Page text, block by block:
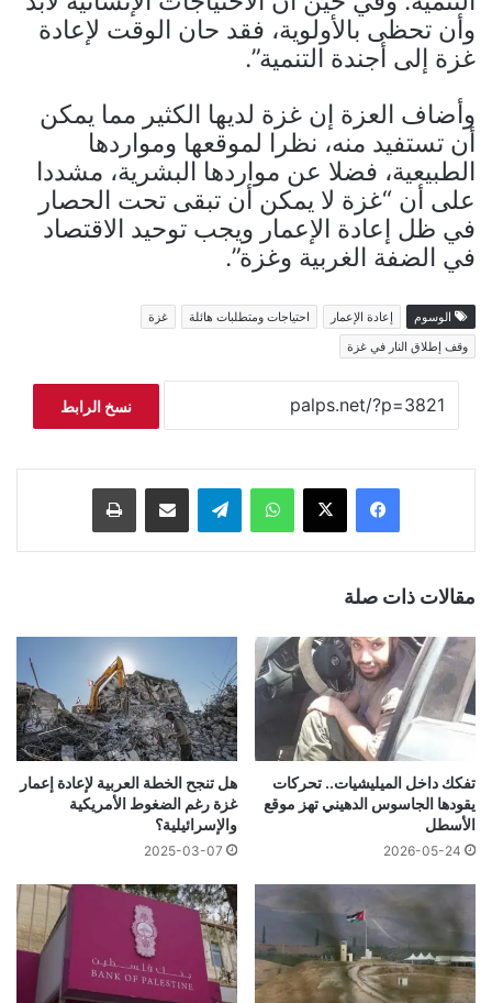
وأن تحظى بالأولوية، فقد حان الوقت لإعادة
غزة إلى أجندة التنمية”.
وأضاف العزة إن غزة لديها الكثير مما يمكن
أن تستفيد منه، نظرا لموقعها ومواردها
الطبيعية، فضلا عن مواردها البشرية، مشددا
على أن “غزة لا يمكن أن تبقى تحت الحصار
في ظل إعادة الإعمار ويجب توحيد الاقتصاد
في الضفة الغربية وغزة”.
الوسوم إعادة الإعمار احتياجات ومتطلبات هائلة
غزة
وقف إطلاق النار في غزة
نسخ الرابط
فيسبوك ‫X واتساب تيلقرام مشاركة عبر البريد طباعة
مقالات ذات صلة
تفكك داخل الميليشيات.. تحركات
يقودها الجاسوس الدهيني تهز موقع
الأسطل
2026-05-24
هل تنجح الخطة العربية لإعادة إعمار
غزة رغم الضغوط الأمريكية
والإسرائيلية؟
2025-03-07